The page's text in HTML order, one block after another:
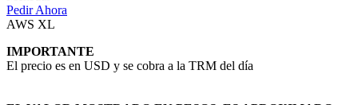
Pedir Ahora
AWS XL
IMPORTANTE
El precio es en USD y se cobra a la TRM del día